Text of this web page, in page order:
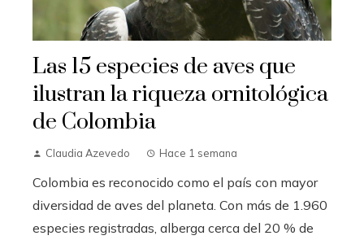
Las 15 especies de aves que
ilustran la riqueza ornitológica
de Colombia
Claudia Azevedo Hace 1 semana
Colombia es reconocido como el país con mayor
diversidad de aves del planeta. Con más de 1.960
especies registradas, alberga cerca del 20 % de